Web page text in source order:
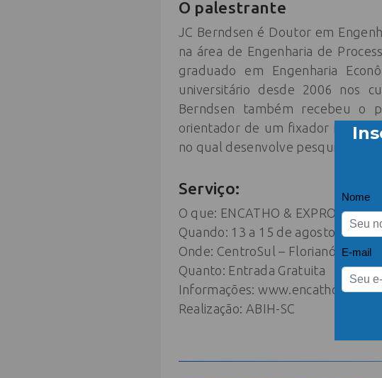
O palestrante
JC Berndsen é Doutor em
na área de Engenharia de
graduado em Engenharia
universitário desde 2006 nos
Berndsen também recebeu o
orientador de um fixador
no qual desenvolve pesquisas na
Serviço:
O que: ENCATHO & EXPROTEL
Quando: 13 a 15 de agosto
Onde: CentroSul – Florianópolis
Quanto: Entrada Gratuita
Informações:
Realização: ABIH-SC